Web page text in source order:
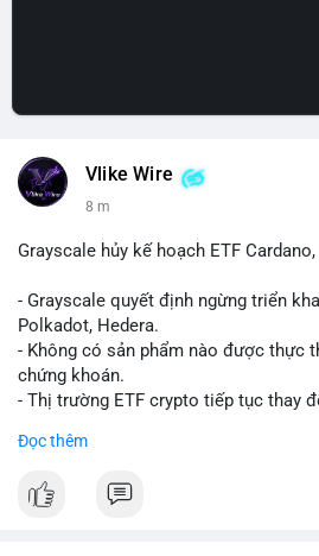
Vlike Wire
8 m
Grayscale hủy kế hoạch ETF
- Grayscale quyết định ngừng triển
Polkadot, Hedera.
- Không có sản phẩm nào được thực
chứng khoán.
- Thị trường ETF crypto tiếp tục thay
Đọc thêm